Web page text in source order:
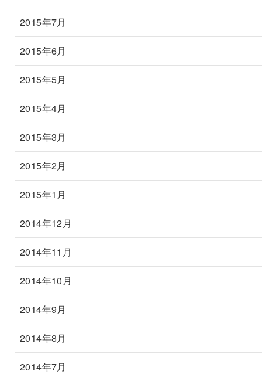
2015年7月
2015年6月
2015年5月
2015年4月
2015年3月
2015年2月
2015年1月
2014年12月
2014年11月
2014年10月
2014年9月
2014年8月
2014年7月